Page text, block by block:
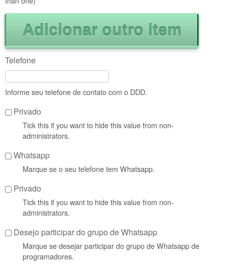
Telefone
Informe seu telefone de contato com o DDD.
Privado
Tick this if you want to hide this value from non-
administrators.
Whatsapp
Marque se o seu telefone tem Whatsapp.
Privado
Tick this if you want to hide this value from non-
administrators.
Desejo participar do grupo de Whatsapp
Marque se desejar participar do grupo de Whatsapp de
programadores.